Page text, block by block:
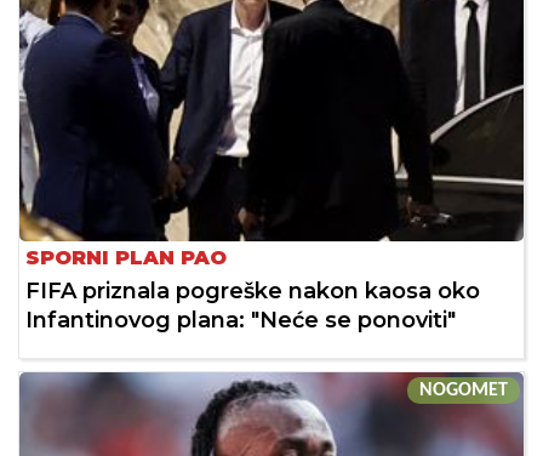
SPORNI PLAN PAO
FIFA priznala pogreške nakon kaosa oko
Infantinovog plana: "Neće se ponoviti"
NOGOMET